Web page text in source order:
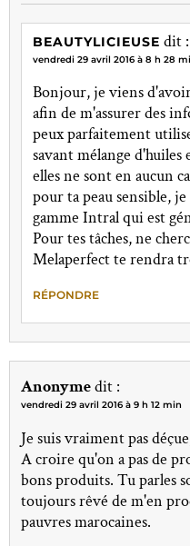
BEAUTYLICIEUSE dit :
vendredi 29 avril 2016 à 8 h 28
Bonjour, je viens
afin de m'assurer des
peux parfaitement
savant mélange d'huiles
elles ne sont en aucun
pour ta peau sensible,
gamme Intral qui est
Pour tes tâches, ne
Melaperfect te rendra
RÉPONDRE
Anonymedit :
vendredi 29 avril 2016 à 9 h 12 min
Je suis vraiment pas
A croire qu'on a pas de
bons produits. Tu parles
toujours rêvé de m'en
pauvres marocaines.